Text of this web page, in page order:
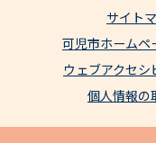
サイト
可児市ホームペ
ウェブアクセシ
個人情報の